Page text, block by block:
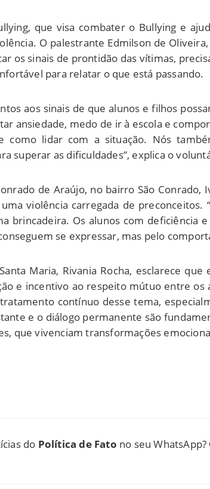
que visa combater o Bullying e
O palestrante Edmilson de
os sinais de prontidão das vítimas,
para relatar o que está passando.
aos sinais de que alunos e filhos
ansiedade, medo de ir à escola e
lidar com a situação. Nós
superar as dificuldades”, explica o
de Araújo, no bairro São
violência carregada de
brincadeira. Os alunos com deficiência
se expressar, mas pelo
Maria, Rivania Rocha, esclarece
e incentivo ao respeito mútuo entre
contínuo desse tema,
e o diálogo permanente são
que vivenciam transformações
do Política de Fato no seu WhatsApp?